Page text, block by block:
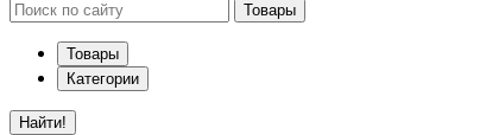
Товары
Товары
Категории
Найти!